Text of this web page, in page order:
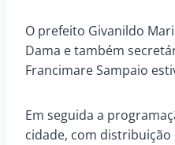
O prefeito Givanildo
Dama e também
Francimare Sampaio
Em seguida a
cidade, com